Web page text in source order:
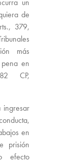
un
de
379,
más
en
CP,
en
prisión
efecto